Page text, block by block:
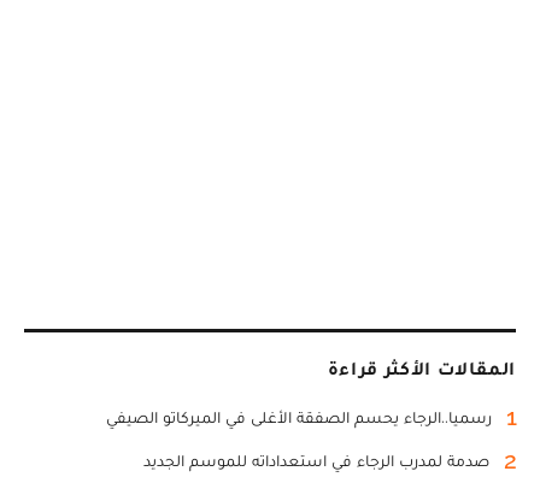
المقالات الأكثر قراءة
1 رسميا..الرجاء يحسم الصفقة الأغلى في الميركاتو الصيفي
2 صدمة لمدرب الرجاء في استعداداته للموسم الجديد